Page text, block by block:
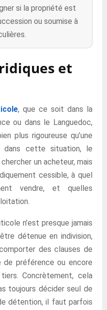
si la propriété est
ou soumise à
et
, que ce soit dans la
ou dans le Languedoc,
plus rigoureuse qu’une
cette situation, le
un acheteur, mais
cessible, à quel
vendre, et quelles
n’est presque jamais
détenue en indivision,
des clauses de
préférence ou encore
Concrètement, cela
toujours décider seul de
détention, il faut parfois